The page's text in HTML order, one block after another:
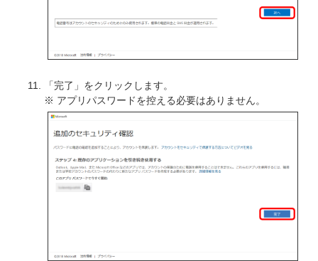
「完了」をクリックします。
※ アプリパスワードを控える必要はありません。